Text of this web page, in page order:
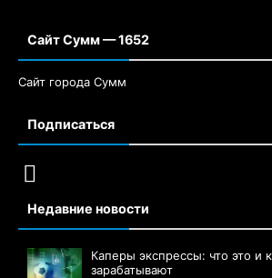
Сайт Сумм — 1652
Сайт города Сумм
Подписаться
Недавние новости
Каперы экспрессы: что это и
зарабатывают